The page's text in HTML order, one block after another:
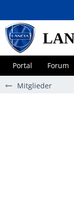
Portal Forum
Mitglieder